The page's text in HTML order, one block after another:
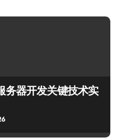
务器开发关键技术实